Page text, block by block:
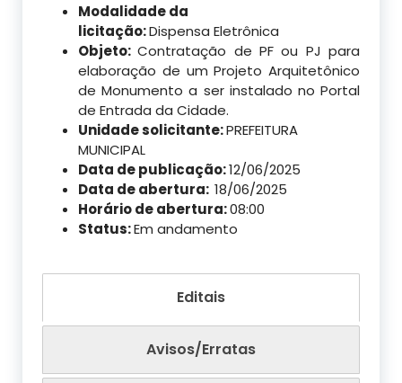
Modalidade da
licitação:Dispensa Eletrônica
Objeto:Contratação de PF ou PJ para
elaboração de um Projeto Arquitetônico
de Monumento a ser instalado no Portal
de Entrada da Cidade.
Unidade solicitante:PREFEITURA
MUNICIPAL
Data de publicação:12/06/2025
Data de abertura: 18/06/2025
Horário de abertura:08:00
Status:Em andamento
Editais
Avisos/Erratas